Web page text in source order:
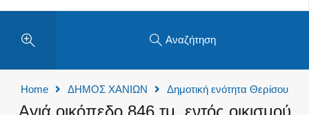
Αναζήτηση
Home ΔΗΜΟΣ ΧΑΝΙΩΝ Δημοτική ενότητα Θερίσου
Αγιά οικόπεδο 846 τμ. εντός οικισμού